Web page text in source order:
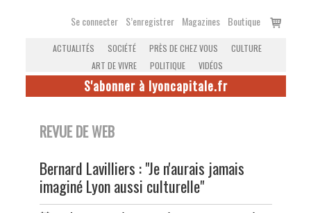
Se connecter S’enregistrer Magazines Boutique
Voir
ACTUALITÉS SOCIÉTÉ PRÈS DE CHEZ VOUS
CULTURE
ART DE VIVRE
POLITIQUE VIDÉOS
S'abonner à lyoncapitale.fr
REVUE DE WEB
Bernard Lavilliers : "Je n'aurais jamais
imaginé Lyon aussi culturelle"